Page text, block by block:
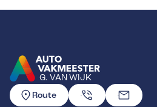
G. VAN WIJK
GA NAAR DE HOMEPAGINA
Route